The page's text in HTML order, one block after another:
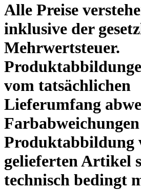
Alle Preise
inklusive der
Mehrwertsteuer.
vom tatsächlichen
Lieferumfang
Produktabbildung
gelieferten Artikel
technisch bedingt